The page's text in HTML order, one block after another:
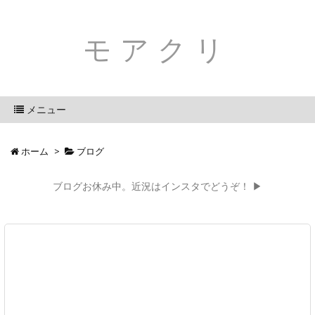
モアクリ
メニュー
ホーム > ブログ
ブログお休み中。近況はインスタでどうぞ！ ▶